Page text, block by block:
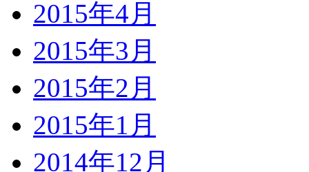
2015年4月
2015年3月
2015年2月
2015年1月
2014年12月